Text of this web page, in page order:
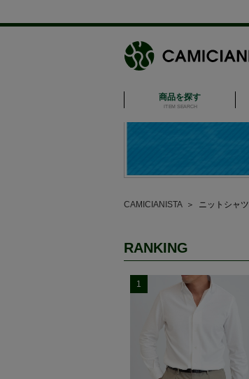
商品を探す
ITEM SEARCH
CAMICIANISTA＞ ニットシャツ
RANKING
1